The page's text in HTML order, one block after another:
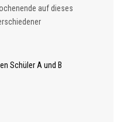
auf dieses
Schüler A und B